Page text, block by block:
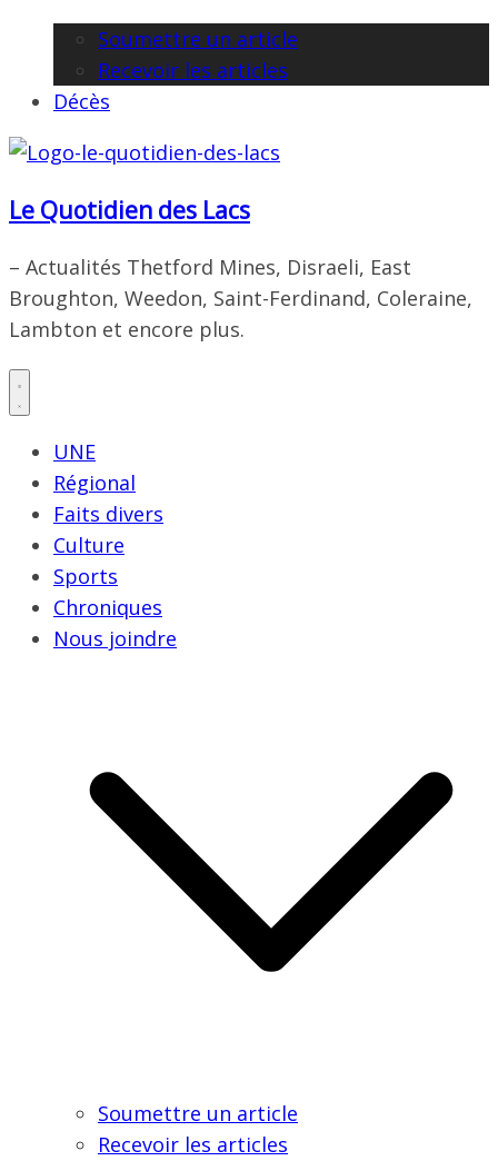
Soumettre un article
Recevoir les articles
Décès
Le Quotidien des Lacs
– Actualités Thetford Mines, Disraeli, East
Broughton, Weedon, Saint-Ferdinand, Coleraine,
Lambton et encore plus.
UNE
Régional
Faits divers
Culture
Sports
Chroniques
Nous joindre
Soumettre un article
Recevoir les articles